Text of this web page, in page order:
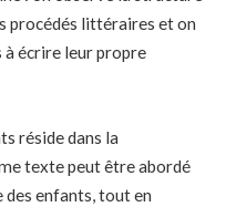
procédés littéraires et on
à écrire leur propre
réside dans la
texte peut être abordé
des enfants, tout en